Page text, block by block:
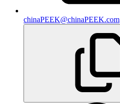
chinaPEEK@chinaPEEK.com